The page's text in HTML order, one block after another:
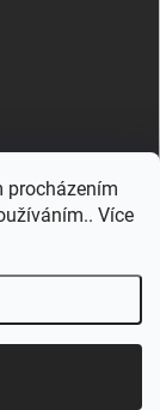
procházením
Více
vyhrazena.